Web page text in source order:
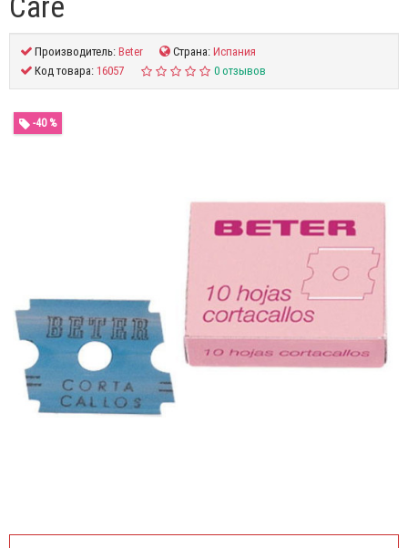
Производитель:Beter Страна:Испания
Код товара:16057 0 отзывов
-40 %